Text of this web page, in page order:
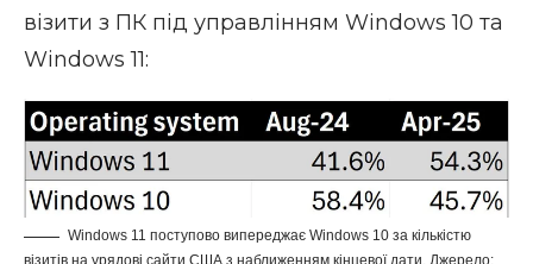
візити з ПК під управлінням Windows 10 та
Windows 11:
Windows 11 поступово випереджає Windows 10 за кількістю